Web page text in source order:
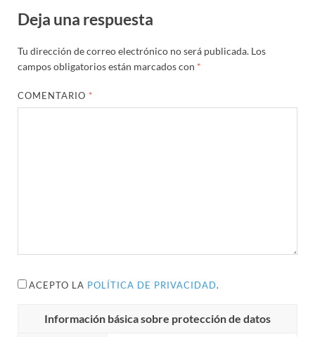
Deja una respuesta
Tu dirección de correo electrónico no será publicada. Los
campos obligatorios están marcados con *
COMENTARIO *
ACEPTO LA POLÍTICA DE PRIVACIDAD.
Información básica sobre protección de datos